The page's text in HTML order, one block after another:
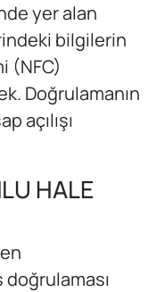
yer alan
bilgilerin
(NFC)
Doğrulamanın
açılışı
HALE